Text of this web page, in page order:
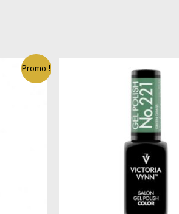
Promo !